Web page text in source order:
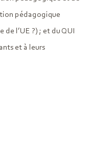
pédagogique
l’UE ?) ; et du QUI
et à leurs